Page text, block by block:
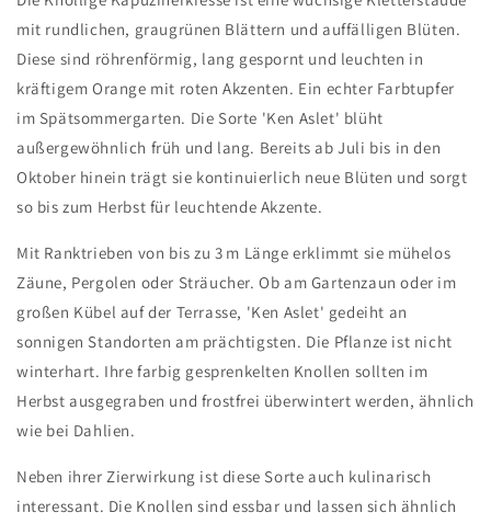
mit rundlichen, graugrünen Blättern und auffälligen Blüten.
Diese sind röhrenförmig, lang gespornt und leuchten in
kräftigem Orange mit roten Akzenten. Ein echter Farbtupfer
im Spätsommergarten. Die Sorte 'Ken Aslet' blüht
außergewöhnlich früh und lang. Bereits ab Juli bis in den
Oktober hinein trägt sie kontinuierlich neue Blüten und sorgt
so bis zum Herbst für leuchtende Akzente.
Mit Ranktrieben von bis zu 3 m Länge erklimmt sie mühelos
Zäune, Pergolen oder Sträucher. Ob am Gartenzaun oder im
großen Kübel auf der Terrasse, 'Ken Aslet' gedeiht an
sonnigen Standorten am prächtigsten. Die Pflanze ist nicht
winterhart. Ihre farbig gesprenkelten Knollen sollten im
Herbst ausgegraben und frostfrei überwintert werden, ähnlich
wie bei Dahlien.
Neben ihrer Zierwirkung ist diese Sorte auch kulinarisch
interessant. Die Knollen sind essbar und lassen sich ähnlich